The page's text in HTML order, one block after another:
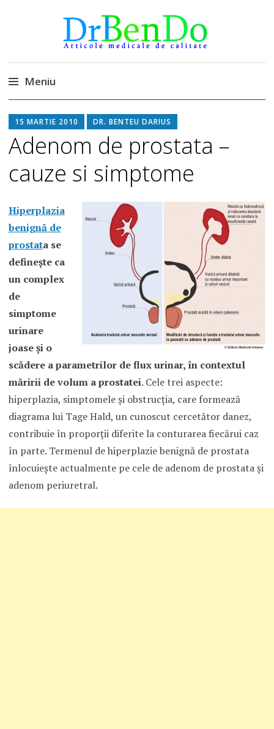
DrBendo.ro
Alimentatia sa iti fie medicatia
Meniu
la
conținut
15 MARTIE 2010 DR. BENTEU DARIUS
Adenom de prostata –
cauze si simptome
Hiperplazia
benignă de
prostatase
defineşte ca
un complex
de
simptome
urinare
joase şi o
scădere a parametrilor de flux urinar, în contextul
măririi de volum a prostatei. Cele trei aspecte:
hiperplazia, simptomele şi obstrucţia, care formează
diagrama lui Tage Hald, un cunoscut cercetător danez,
contribuie în proporţii diferite la conturarea fiecărui caz
în parte. Termenul de hiperplazie benignă de prostata
înlocuieşte actualmente pe cele de adenom de prostata şi
adenom periuretral.